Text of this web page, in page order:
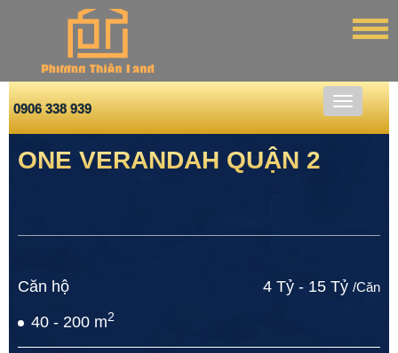
0906 338 939
ONE VERANDAH QUẬN 2
Căn hộ 4 Tỷ - 15 Tỷ /Căn
40 - 200 m2